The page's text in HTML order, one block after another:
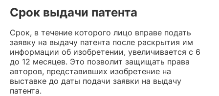
Срок выдачи патента
Срок, в течение которого лицо вправе подать
заявку на выдачу патента после раскрытия им
информации об изобретении, увеличивается с 6
до 12 месяцев. Это позволит защищать права
авторов, представивших изобретение на
выставке до даты подачи заявки на выдачу
патента.